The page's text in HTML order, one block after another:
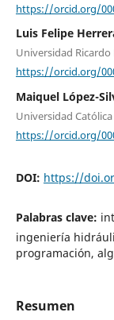
https://orcid.org/
Luis Felipe
Universidad Ricardo
https://orcid.org/
Maiquel López-
Universidad
https://orcid.org/
DOI: https://
Palabras clave:
ingeniería
programación,
Resumen